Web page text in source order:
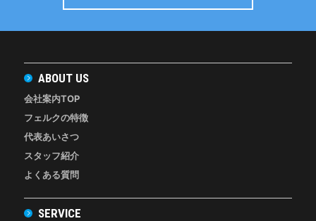
ABOUT US
会社案内TOP
フェルクの特徴
代表あいさつ
スタッフ紹介
よくある質問
SERVICE